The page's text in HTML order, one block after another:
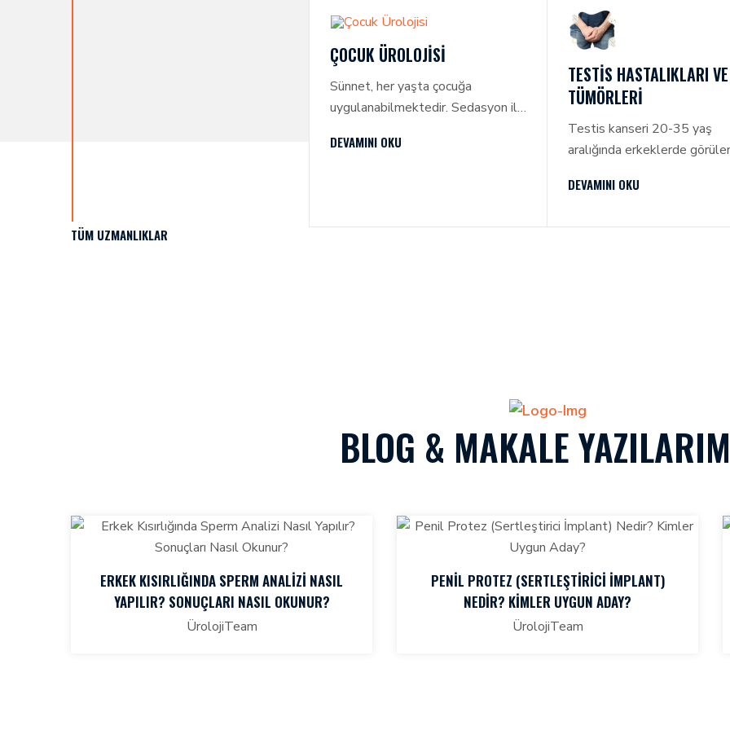
hassasiyetin azaltılması ve
başı
ÇOCUK ÜROLOJISI
Sünnet, her yaşta çocuğa
uygulanabilmektedir. Sedasyon ile
korku ve yan etki
DEVAMINI OKU
TESTIS HASTALIKLARI VE
TÜMÖRLERI
Testis kanseri 20-35 yaş
aralığında erkeklerde
aile öyküsü en temel risk
DEVAMINI OKU
TÜM UZMANLIKLAR
BLOG & MAKALE
ERKEK KISIRLIĞINDA SPERM ANALIZI NASIL
YAPILIR? SONUÇLARI NASIL OKUNUR?
ÜrolojiTeam
PENIL PROTEZ (SERTLEŞTIRICI İMPLANT)
NEDIR? KIMLER UYGUN ADAY?
ÜrolojiTeam